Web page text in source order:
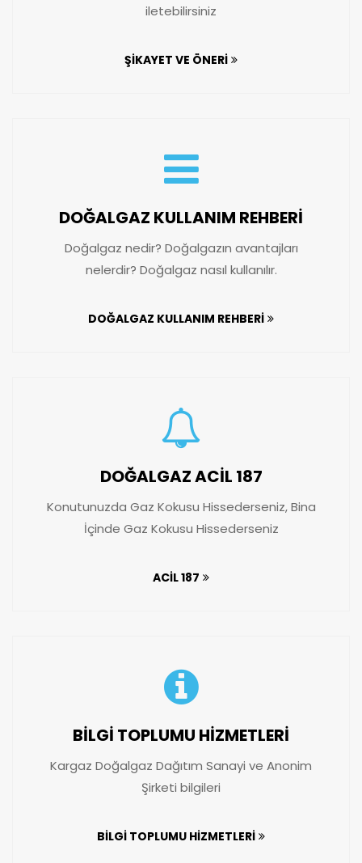
iletebilirsiniz
ŞİKAYET VE ÖNERİ
DOĞALGAZ KULLANIM REHBERİ
Doğalgaz nedir? Doğalgazın avantajları
nelerdir? Doğalgaz nasıl kullanılır.
DOĞALGAZ KULLANIM REHBERİ
DOĞALGAZ ACİL 187
Konutunuzda Gaz Kokusu Hissederseniz, Bina
İçinde Gaz Kokusu Hissederseniz
ACİL 187
BİLGİ TOPLUMU HİZMETLERİ
Kargaz Doğalgaz Dağıtım Sanayi ve Anonim
Şirketi bilgileri
BİLGİ TOPLUMU HİZMETLERİ